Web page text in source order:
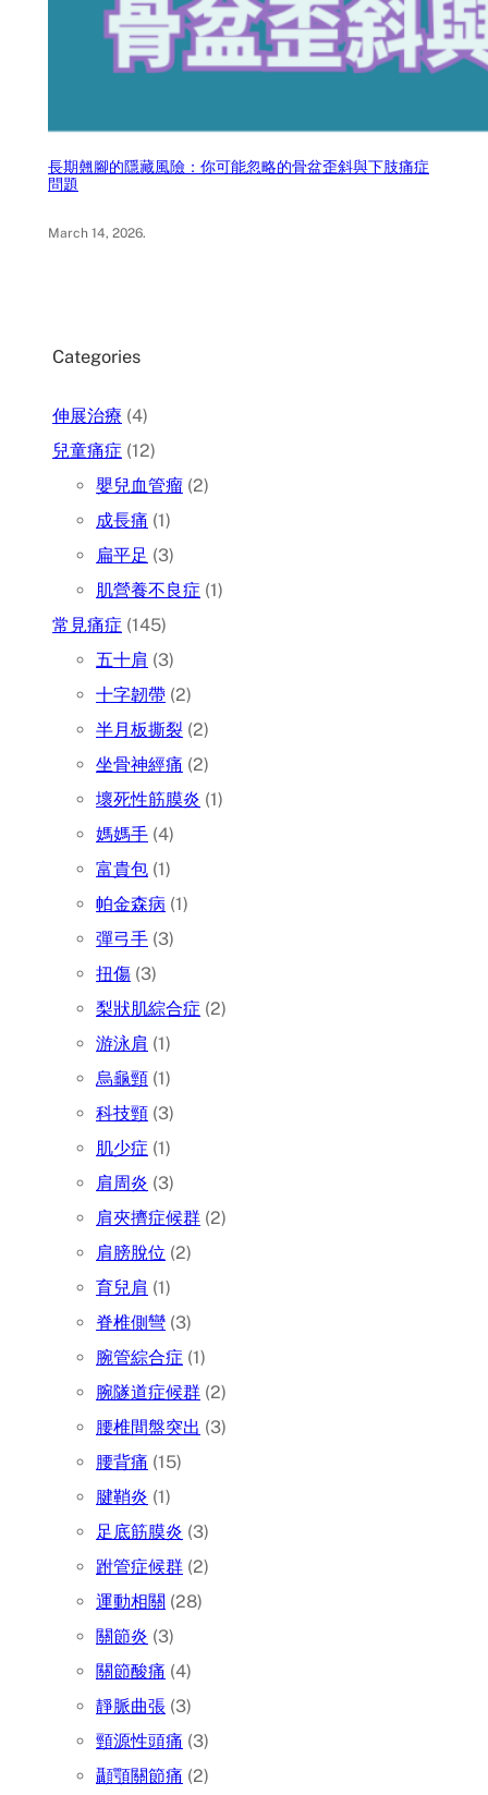
長期翹腳的隱藏風險：你可能忽略的骨盆歪斜與下肢痛症
問題
March 14, 2026.
Categories
伸展治療 (4)
兒童痛症 (12)
嬰兒血管瘤 (2)
成長痛 (1)
扁平足 (3)
肌營養不良症 (1)
常見痛症 (145)
五十肩 (3)
十字韌帶 (2)
半月板撕裂 (2)
坐骨神經痛 (2)
壞死性筋膜炎 (1)
媽媽手 (4)
富貴包 (1)
帕金森病 (1)
彈弓手 (3)
扭傷 (3)
梨狀肌綜合症 (2)
游泳肩 (1)
烏龜頸 (1)
科技頸 (3)
肌少症 (1)
肩周炎 (3)
肩夾擠症候群 (2)
肩膀脫位 (2)
育兒肩 (1)
脊椎側彎 (3)
腕管綜合症 (1)
腕隧道症候群 (2)
腰椎間盤突出 (3)
腰背痛 (15)
腱鞘炎 (1)
足底筋膜炎 (3)
跗管症候群 (2)
運動相關 (28)
關節炎 (3)
關節酸痛 (4)
靜脈曲張 (3)
頸源性頭痛 (3)
顳顎關節痛 (2)